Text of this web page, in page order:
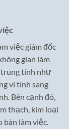
việc giám đốc
gian làm
trung tính như
vì tính sang
Bên cạnh đó,
thạch, kim loại
bàn làm việc.